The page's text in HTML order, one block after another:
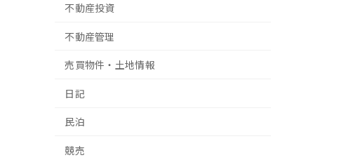
不動産投資
不動産管理
売買物件・土地情報
日記
民泊
競売